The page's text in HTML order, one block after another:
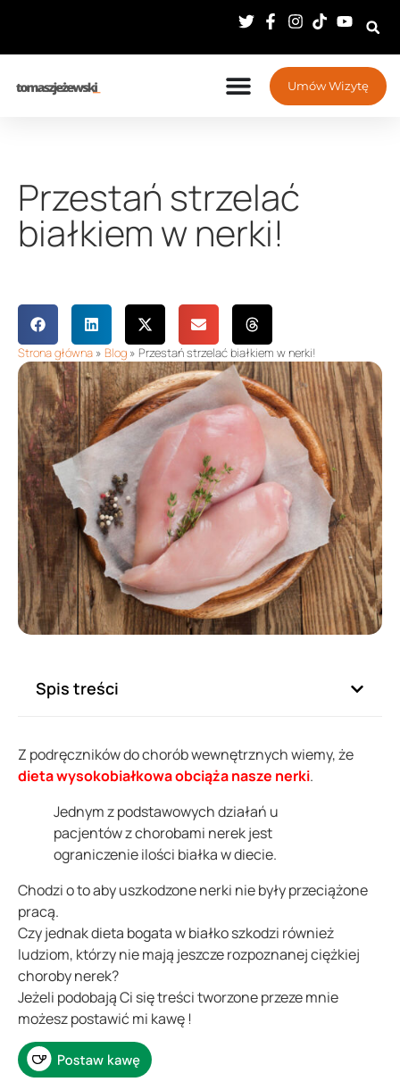
Umów Wizytę
Przestań strzelać
białkiem w nerki!
Strona główna » Blog » Przestań strzelać białkiem w nerki!
Spis treści
Z podręczników do chorób wewnętrznych wiemy, że
dieta wysokobiałkowa obciąża nasze nerki.
Jednym z podstawowych działań u
pacjentów z chorobami nerek jest
ograniczenie ilości białka w diecie.
Chodzi o to aby uszkodzone nerki nie były przeciążone
pracą.
Czy jednak dieta bogata w białko szkodzi również
ludziom, którzy nie mają jeszcze rozpoznanej ciężkiej
choroby nerek?
Jeżeli podobają Ci się treści tworzone przeze mnie
możesz postawić mi kawę !